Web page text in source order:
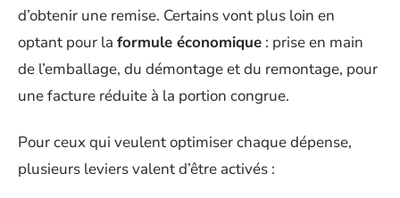
d’obtenir une remise. Certains vont plus loin en
optant pour la formule économique : prise en main
de l’emballage, du démontage et du remontage, pour
une facture réduite à la portion congrue.
Pour ceux qui veulent optimiser chaque dépense,
plusieurs leviers valent d’être activés :